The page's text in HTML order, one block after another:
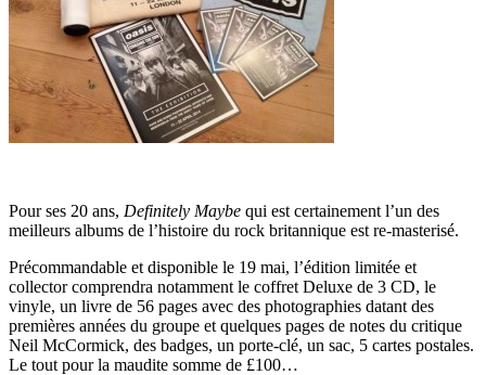
Pour ses 20 ans, Definitely Maybe qui est certainement l’un des
meilleurs albums de l’histoire du rock britannique est re-masterisé.
Précommandable et disponible le 19 mai, l’édition limitée et
collector comprendra notamment le coffret Deluxe de 3 CD, le
vinyle, un livre de 56 pages avec des photographies datant des
premières années du groupe et quelques pages de notes du critique
Neil McCormick, des badges, un porte-clé, un sac, 5 cartes postales.
Le tout pour la maudite somme de £100…